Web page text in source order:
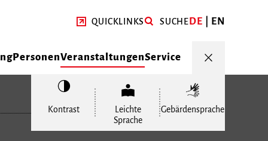
QUICKLINKS SUCHEDE EN
PersonenVeranstaltungenService
Kontrast
Leichte
Sprache
Gebärdensprache